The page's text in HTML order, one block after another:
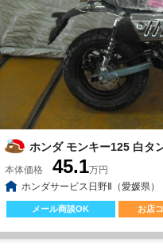
ホンダ モンキー125 白タ
本体価格 45.1万円
ホンダサービス日野Ⅱ（愛媛県）
メール商談OK お店